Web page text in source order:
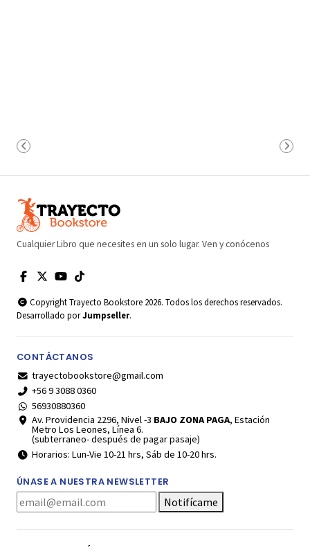
Cualquier Libro que necesites en un solo lugar. Ven y conócenos
Copyright Trayecto Bookstore 2026. Todos los derechos reservados.
Desarrollado porJumpseller.
CONTÁCTANOS
trayectobookstore@gmail.com
+56 9 3088 0360
56930880360
Av. Providencia 2296, Nivel -3 BAJO ZONA PAGA, Estación
Metro Los Leones, Línea 6.
(subterraneo- después de pagar pasaje)
Horarios: Lun-Vie 10-21 hrs, Sáb de 10-20 hrs.
ÚNASE A NUESTRA NEWSLETTER
Notifícame